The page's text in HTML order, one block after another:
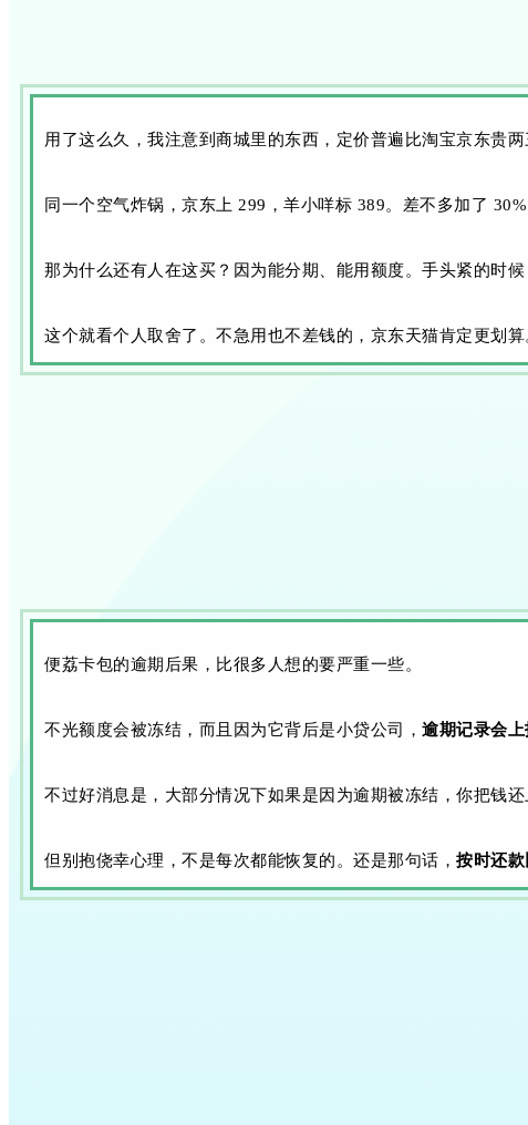
用了这么久，我注意到商城里的东西，定价普遍比淘宝京东贵两
同一个空气炸锅，京东上 299，羊小咩标 389。差不多加了 30%
那为什么还有人在这买？因为能分期、能用额度。手头紧的
这个就看个人取舍了。不急用也不差钱的，京东天猫肯定更划
便荔卡包的逾期后果，比很多人想的要严重一些。
不光额度会被冻结，而且因为它背后是小贷公司， 逾期记录会
不过好消息是，大部分情况下如果是因为逾期被冻结，你把钱
但别抱侥幸心理，不是每次都能恢复的。还是那句话， 按时还